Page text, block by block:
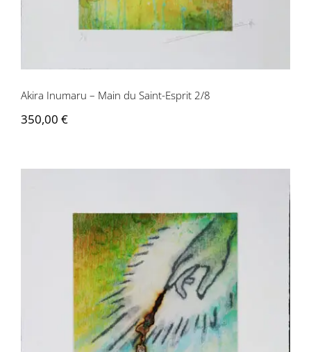
Akira Inumaru – Main du Saint-Esprit 2/8
350,00 €